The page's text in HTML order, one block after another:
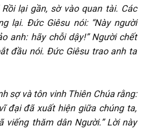
lại gần, sờ vào quan tài. Các
lại. Đức Giêsu nói: “Này người
anh: hãy chỗi dậy!” Người chết
đầu nói. Đức Giêsu trao anh ta
sợ và tôn vinh Thiên Chúa rằng:
đại đã xuất hiện giữa chúng ta,
viếng thăm dân Người.” Lời này